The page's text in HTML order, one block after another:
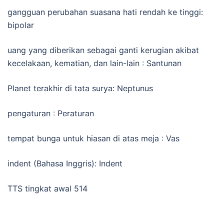
gangguan perubahan suasana hati rendah ke tinggi:
bipolar
uang yang diberikan sebagai ganti kerugian akibat
kecelakaan, kematian, dan lain-lain : Santunan
Planet terakhir di tata surya: Neptunus
pengaturan : Peraturan
tempat bunga untuk hiasan di atas meja : Vas
indent (Bahasa Inggris): Indent
TTS tingkat awal 514